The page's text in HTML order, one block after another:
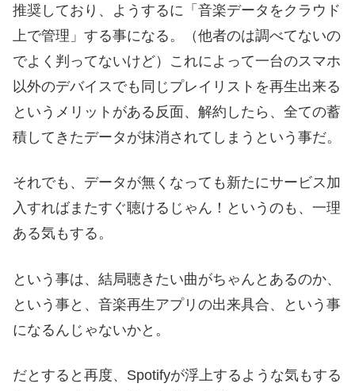
推奨しており、ようするに「音楽データをクラウド
上で管理」する事になる。（他者のは調べてないの
でよく判ってないけど）これによって一台のスマホ
以外のデバイスでも同じプレイリストを再生出来る
というメリットがある反面、解約したら、全ての蓄
積してきたデータが抹消されてしまうという事だ。
それでも、データが無くなっても新たにサービス加
入すればまたすぐ聴けるじゃん！というのも、一理
ある気もする。
という事は、結局聴きたい曲がちゃんとあるのか、
という事と、音楽再生アプリの出来具合、という事
になるんじゃないかと。
だとすると再度、Spotifyが浮上するような気もする